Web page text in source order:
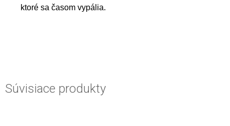
ktoré sa časom vypália.
Súvisiace produkty